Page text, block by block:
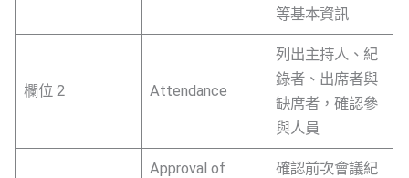
等基本資訊
欄位 2 Attendance
列出主持人、紀
錄者、出席者與
缺席者，確認參
與人員
Approval of 確認前次會議紀